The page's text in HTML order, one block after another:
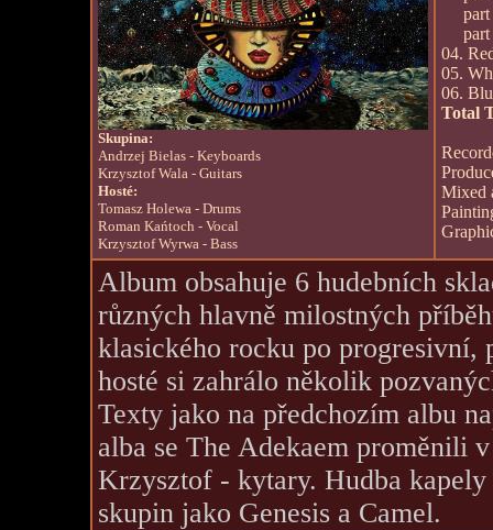
Skupina:
Andrzej Bielas - Keyboards
Krzysztof Wala - Guitars
Hosté:
Tomasz Holewa - Drums
Roman Kańtoch - Vocal
Krzysztof Wyrwa - Bass
part
part
04.
05.
06.
Total
Mixed
Album obsahuje 6 hudebních
různých hlavně milostných
klasického rocku po progresivní,
hosté si zahrálo několik
Texty jako na předchozím albu
alba se The Adekaem proměnili
Krzysztof - kytary. Hudba
skupin jako Genesis a Camel.